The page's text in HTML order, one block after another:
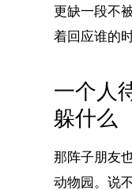
更缺一段不
着回应谁的时
一个人
躲什么
那阵子朋友
动物园。说